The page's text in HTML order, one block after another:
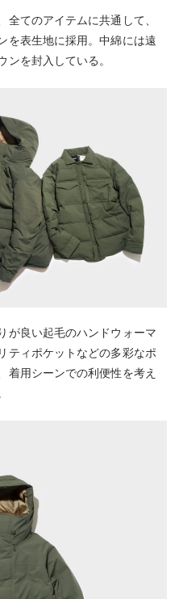
てのアイテムに共通して、
を表生地に採用。中綿には遠
を封入している。
が良い起毛のハンドウォーマ
ティポケットなどの多彩なポ
着用シーンでの利便性を考え